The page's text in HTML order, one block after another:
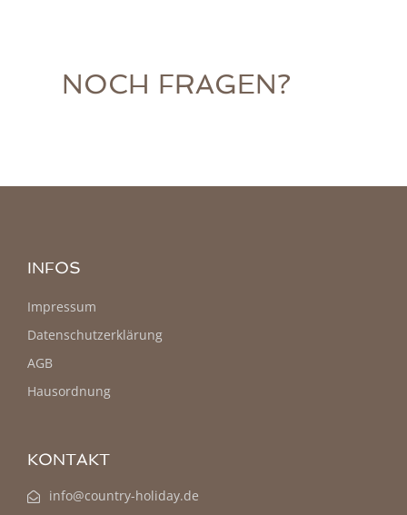
NOCH FRAGEN?
INFOS
Impressum
Datenschutzerklärung
AGB
Hausordnung
KONTAKT
info@country-holiday.de